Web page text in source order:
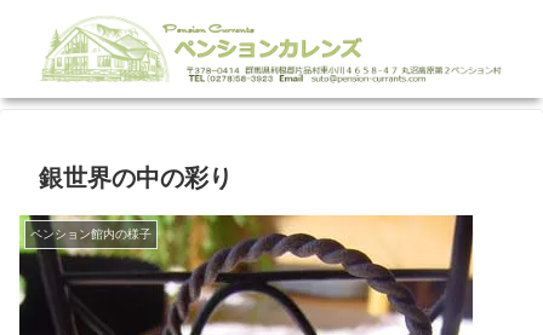
銀世界の中の彩り
ペンション館内の様子